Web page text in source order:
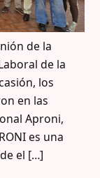
de la
de la
los
en las
Aproni,
es una
el […]